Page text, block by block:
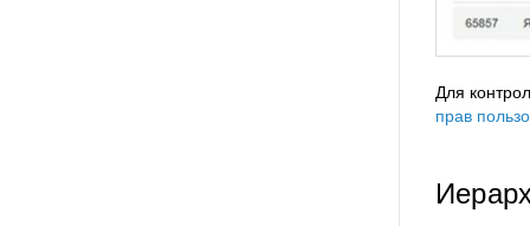
Для
прав